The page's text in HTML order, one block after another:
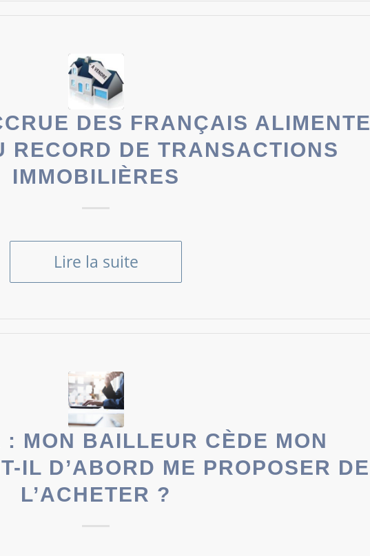
DES FRANÇAIS ALIMENTE
RECORD DE TRANSACTIONS
IMMOBILIÈRES
Lire la suite
: MON BAILLEUR CÈDE MON
IL D’ABORD ME PROPOSER DE
L’ACHETER ?